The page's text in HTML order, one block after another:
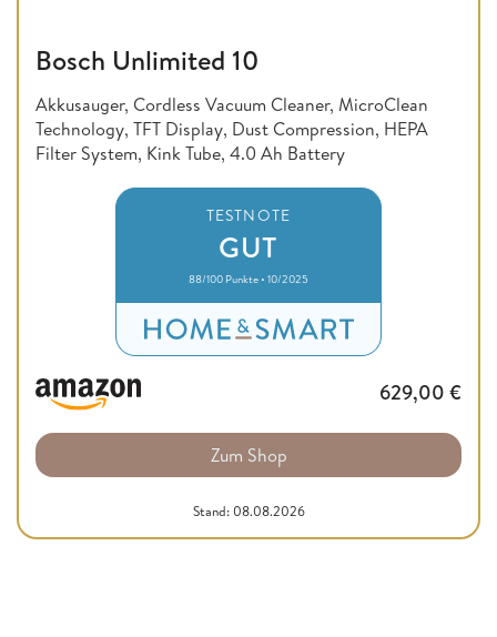
Bosch Unlimited 10
Akkusauger, Cordless Vacuum Cleaner, MicroClean
Technology, TFT Display, Dust Compression, HEPA
Filter System, Kink Tube, 4.0 Ah Battery
TESTNOTE
GUT
88/100 Punkte • 10/2025
629,00 €
Zum Shop
Stand: 08.08.2026